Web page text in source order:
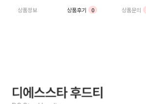
상품정보 상품후기 0 상품문의